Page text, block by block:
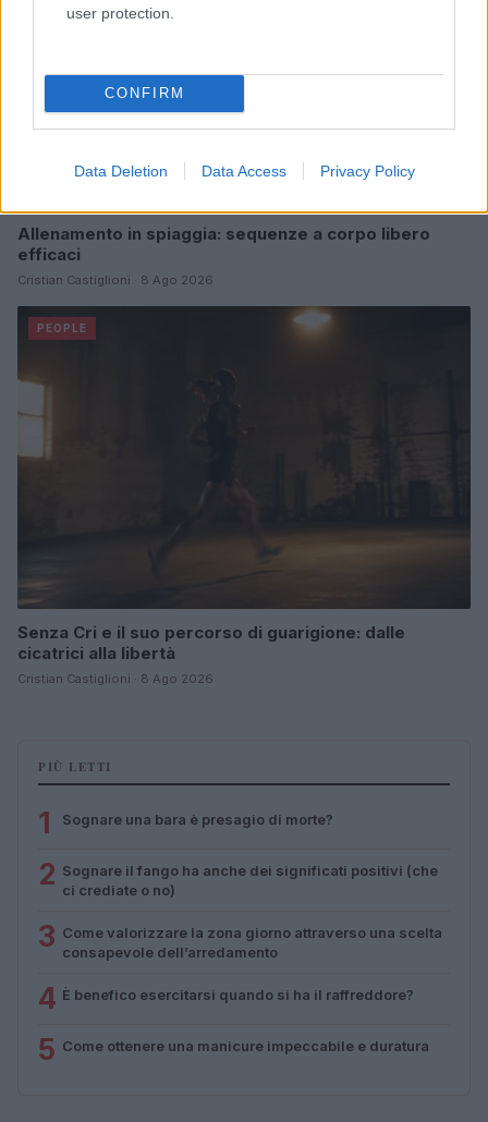
user protection.
CONFIRM
Data Deletion Data Access Privacy Policy
Allenamento in spiaggia: sequenze a corpo libero
efficaci
Cristian Castiglioni · 8 Ago 2026
PEOPLE
Senza Cri e il suo percorso di guarigione: dalle
cicatrici alla libertà
Cristian Castiglioni · 8 Ago 2026
PIÙ LETTI
1 Sognare una bara è presagio di morte?
2 Sognare il fango ha anche dei significati positivi (che
ci crediate o no)
3 Come valorizzare la zona giorno attraverso una scelta
consapevole dell’arredamento
4 È benefico esercitarsi quando si ha il raffreddore?
5 Come ottenere una manicure impeccabile e duratura